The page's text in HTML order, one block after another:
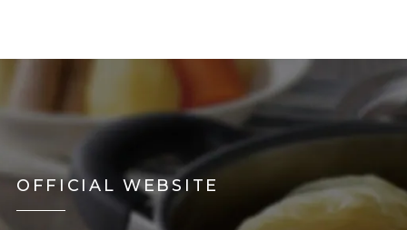
OFFICIAL WEBSITE